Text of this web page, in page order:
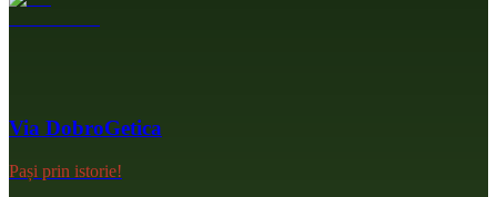
Via DobroGetica
Pași prin istorie!